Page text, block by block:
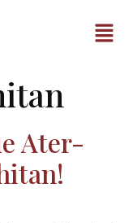
Ater-